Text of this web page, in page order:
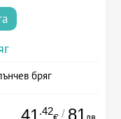
бряг
41 .42 / 81